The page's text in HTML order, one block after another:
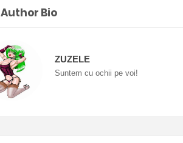
Author Bio
ZUZELE
Suntem cu ochii pe voi!